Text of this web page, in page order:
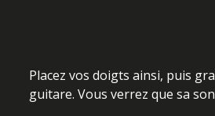
Placez vos doigts ainsi, puis
guitare. Vous verrez que sa